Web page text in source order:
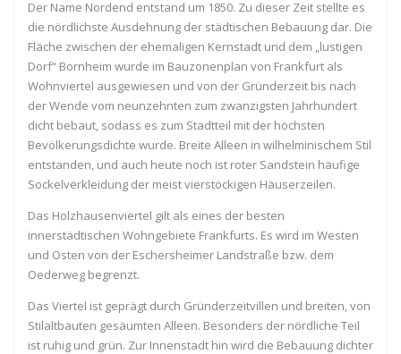
Der Name Nordend entstand um 1850. Zu dieser Zeit stellte es
die nördlichste Ausdehnung der städtischen Bebauung dar. Die
Fläche zwischen der ehemaligen Kernstadt und dem „lustigen
Dorf“ Bornheim wurde im Bauzonenplan von Frankfurt als
Wohnviertel ausgewiesen und von der Gründerzeit bis nach
der Wende vom neunzehnten zum zwanzigsten Jahrhundert
dicht bebaut, sodass es zum Stadtteil mit der höchsten
Bevölkerungsdichte wurde. Breite Alleen in wilhelminischem Stil
entstanden, und auch heute noch ist roter Sandstein häufige
Sockelverkleidung der meist vierstöckigen Häuserzeilen.
Das Holzhausenviertel gilt als eines der besten
innerstädtischen Wohngebiete Frankfurts. Es wird im Westen
und Osten von der Eschersheimer Landstraße bzw. dem
Oederweg begrenzt.
Das Viertel ist geprägt durch Gründerzeitvillen und breiten, von
Stilaltbauten gesäumten Alleen. Besonders der nördliche Teil
ist ruhig und grün. Zur Innenstadt hin wird die Bebauung dichter